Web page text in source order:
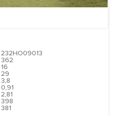
232HO09013
362
16
29
3,8
0,91
2,81
398
381